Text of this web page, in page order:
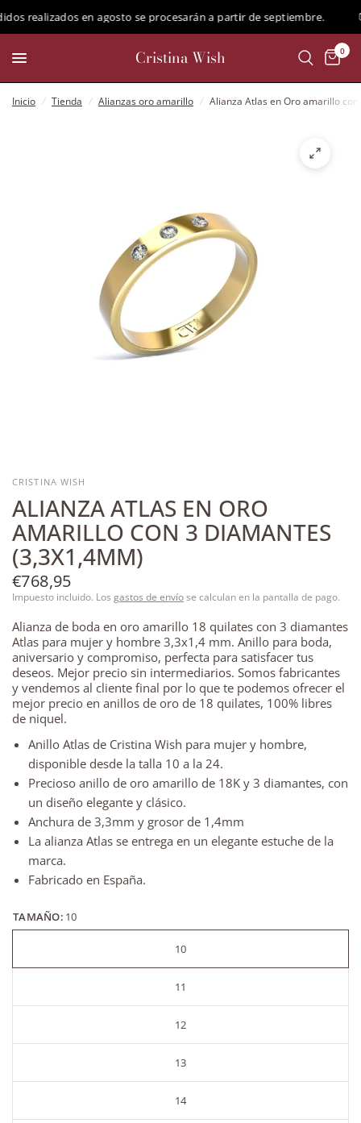
realizados en agosto se procesarán a partir de septiembre.
Cristina Wish 0
Inicio / Tienda / Alianzas oro amarillo / Alianza Atlas en Oro amarillo
CRISTINA WISH
ALIANZA ATLAS EN ORO
AMARILLO CON 3 DIAMANTES
(3,3X1,4MM)
€768,95
Impuesto incluido. Los gastos de envíose calculan en la pantalla de pago.
Alianza de boda en oro amarillo 18 quilates con 3 diamantes
Atlas para mujer y hombre 3,3x1,4 mm. Anillo para boda,
aniversario y compromiso, perfecta para satisfacer tus
deseos. Mejor precio sin intermediarios. Somos fabricantes
y vendemos al cliente final por lo que te podemos ofrecer el
mejor precio en anillos de oro de 18 quilates, 100% libres
de niquel.
Anillo Atlas de Cristina Wish para mujer y hombre,
disponible desde la talla 10 a la 24.
Precioso anillo de oro amarillo de 18K y 3 diamantes, con
un diseño elegante y clásico.
Anchura de 3,3mm y grosor de 1,4mm
La alianza Atlas se entrega en un elegante estuche de la
marca.
Fabricado en España.
TAMAÑO: 10
10
11
12
13
14